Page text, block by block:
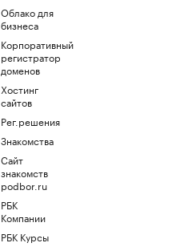
Облако для
бизнеса
Корпоративный
регистратор
доменов
Хостинг
сайтов
Рег.решения
Знакомства
Сайт
знакомств
podbor.ru
РБК
Компании
РБК Курсы